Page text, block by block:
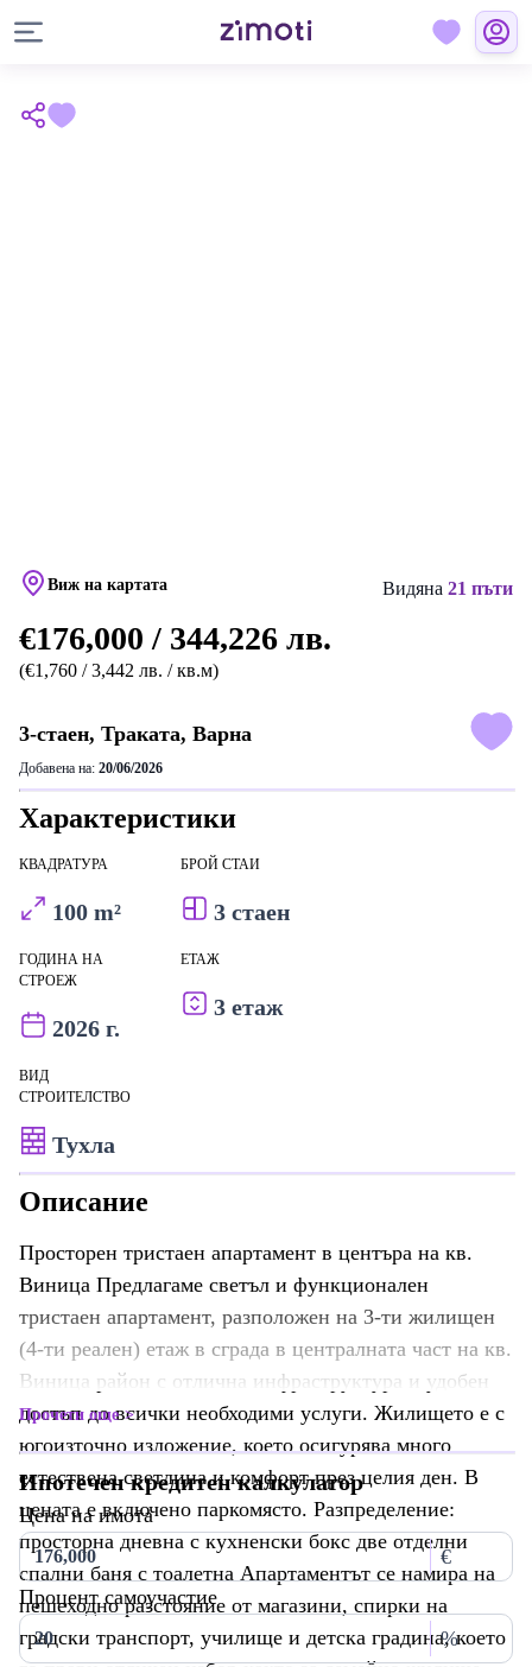
Виж на картата Видяна 21 пъти
€176,000 / 344,226 лв.
(€1,760 / 3,442 лв. / кв.м)
3-стаен, Траката, Варна
Добавена на: 20/06/2026
Характеристики
КВАДРАТУРА
100 m²
БРОЙ СТАИ
3 стаен
ГОДИНА НА
СТРОЕЖ
2026 г.
ЕТАЖ
3 етаж
ВИД
СТРОИТЕЛСТВО
Тухла
Описание
Просторен тристаен апартамент в центъра на кв.
Виница Предлагаме светъл и функционален
тристаен апартамент, разположен на 3-ти жилищен
(4-ти реален) етаж в сграда в централната част на кв.
Виница район с отлична инфраструктура и удобен
достъп до всички необходими услуги. Жилището е с
югоизточно изложение, което осигурява много
естествена светлина и комфорт през целия ден. В
цената е включено паркомясто. Разпределение:
просторна дневна с кухненски бокс две отделни
спални баня с тоалетна Апартаментът се намира на
пешеходно разстояние от магазини, спирки на
градски транспорт, училище и детска градина, което
Прочети още
Ипотечен кредитен калкулатор
Цена на имота
€
Процент самоучастие
%